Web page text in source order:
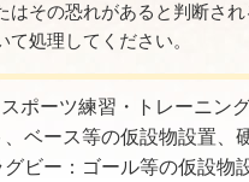
はその恐れがあると判断さ
処理してください。
スポーツ練習・トレーニン
ベース等の仮設物設置、
ビー：ゴール等の仮設物